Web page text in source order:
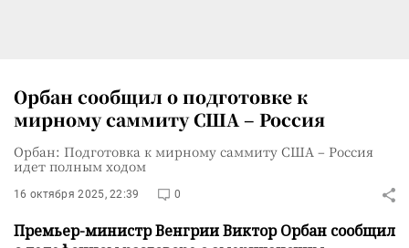
Орбан сообщил о подготовке к
мирному саммиту США – Россия
Орбан: Подготовка к мирному саммиту США – Россия
идет полным ходом
16 октября 2025, 22:39 0
Премьер-министр Венгрии Виктор Орбан сообщил